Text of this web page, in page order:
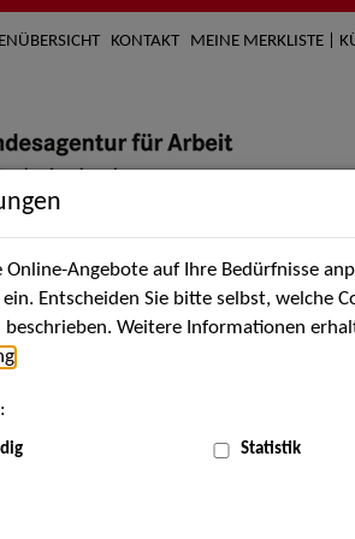
KONTAKT MEINE MERKLISTE |
Künstler*innen Über uns
Angebote auf Ihre Bedürfnisse
Entscheiden Sie bitte selbst, welche
Weitere Informationen
Statistik